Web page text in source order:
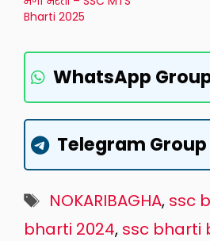
Bharti 2025
WhatsApp
Telegram Group
Tags
NOKARIBAGHA, ssc
bharti 2024, ssc bharti